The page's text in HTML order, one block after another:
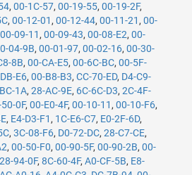
,00-1C-57,00-19-55,00-19-2F,
,00-12-01 ,00-12-44,00-11-21 ,00-
00-09-11 ,00-09-43,00-08-E2,00-
04-9B,00-01-97,00-02-16,00-30-
8B,00-CA-E5,00-6C-BC,00-5F-
E6,00-B8-B3,CC-70-ED, D4-C9-
1A,28-AC-9E, 6C-6C-D3,2C-4F-
0F,00-E0-4F,00-10-11 ,00-10-F6,
, E4-D3-F1 , 1C-E6-C7, E0-2F-6D,
,3C-08-F6, D0-72-DC,28-C7-CE,
,00-50-F0,00-90-5F,00-90-2B,00-
28-94-0F,8C-60-4F,A0-CF-5B, E8-